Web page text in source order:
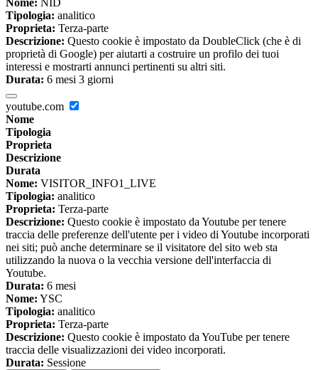
Nome: NID
Tipologia: analitico
Proprieta: Terza-parte
Descrizione: Questo cookie è impostato da DoubleClick (che è di
proprietà di Google) per aiutarti a costruire un profilo dei tuoi
interessi e mostrarti annunci pertinenti su altri siti.
Durata: 6 mesi 3 giorni
youtube.com
Nome
Tipologia
Proprieta
Descrizione
Durata
Nome: VISITOR_INFO1_LIVE
Tipologia: analitico
Proprieta: Terza-parte
Descrizione: Questo cookie è impostato da Youtube per tenere
traccia delle preferenze dell'utente per i video di Youtube incorporati
nei siti; può anche determinare se il visitatore del sito web sta
utilizzando la nuova o la vecchia versione dell'interfaccia di
Youtube.
Durata: 6 mesi
Nome: YSC
Tipologia: analitico
Proprieta: Terza-parte
Descrizione: Questo cookie è impostato da YouTube per tenere
traccia delle visualizzazioni dei video incorporati.
Durata: Sessione